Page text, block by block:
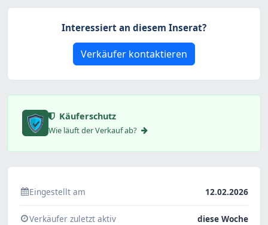
Interessiert an diesem Inserat?
Verkäufer kontaktieren
Käuferschutz
Wie läuft der Verkauf ab?
Eingestellt am 12.02.2026
Verkäufer zuletzt aktiv diese Woche